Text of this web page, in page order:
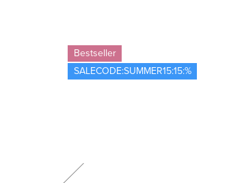
Bestseller
SALECODE:SUMMER15:15:%